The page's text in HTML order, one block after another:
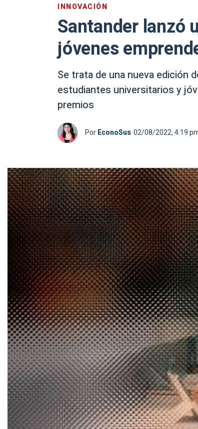
INNOVACIÓN
Santander lanzó
jóvenes
Se trata de una nueva edición
estudiantes universitarios y
premios
PorEconoSus 02/08/2022, 4:19